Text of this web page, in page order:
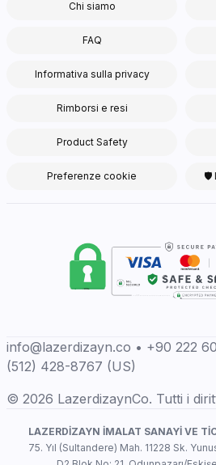
Chi siamo
FAQ
Informativa sulla privacy
Rimborsi e resi
Product Safety
Preferenze cookie 🛡
info@lazerdizayn.co • +90 222
(512) 428-8767 (US)
© 2026 LazerdizaynCo. Tutti i
LAZERDİZAYN İMALAT SANAYİ VE
75. Yıl (Sultandere) Mah. 11228 Sk.